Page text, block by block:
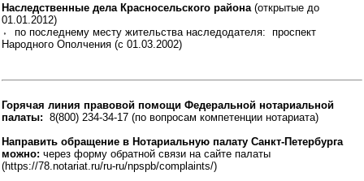
Наследственные дела Красносельского района (открытые до
01.01.2012)
⬫ по последнему месту жительства наследодателя: проспект
Народного Ополчения (с 01.03.2002)
Горячая линия правовой помощи Федеральной нотариальной
палаты: 8(800) 234-34-17 (по вопросам компетенции нотариата)
Направить обращение в Нотариальную палату Санкт-Петербурга
можно: через форму обратной связи на сайте палаты
(https://78.notariat.ru/ru-ru/npspb/complaints/)